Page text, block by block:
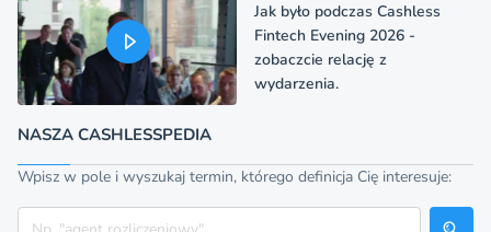
Jak było podczas Cashless
Fintech Evening 2026 -
zobaczcie relację z
wydarzenia.
NASZA CASHLESSPEDIA
Wpisz w pole i wyszukaj termin, którego definicja Cię interesuje:
Szukaj